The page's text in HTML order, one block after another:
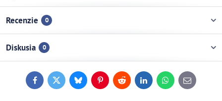
Recenzie 0
Diskusia 0
FacebookTwitterBlueskyPinterestReddit LinkedInWhatsApp
E-
mail